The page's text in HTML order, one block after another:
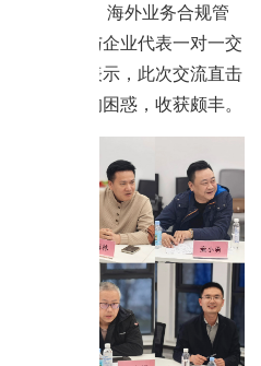
税务筹划、海外业务合规管
行业专家与企业代表一对一交
企业纷纷表示，此次交流直击
际操作中的困惑，收获颇丰。